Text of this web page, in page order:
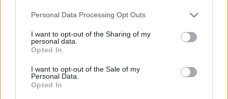
Personal Data Processing Opt Outs
I want to opt-out of the Sharing of my
personal data.
Opted In
I want to opt-out of the Sale of my
Personal Data.
Opted In
Campus life
Székács Linda
Gólyatali és gólya-túra: több egyetemen már most
szervezik a bulikat az elsőéveseknek